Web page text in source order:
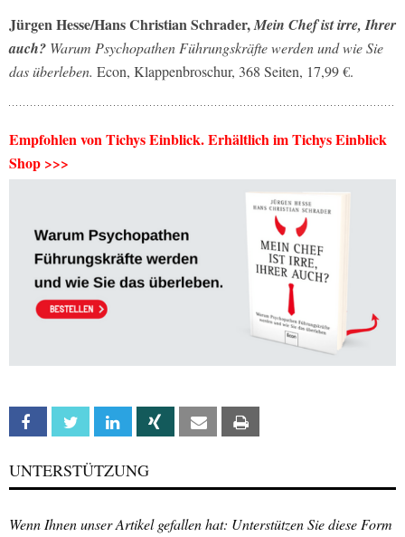
Jürgen Hesse/Hans Christian Schrader,Mein Chef ist irre, Ihrer
auch? Warum Psychopathen Führungskräfte werden und wie Sie
das überleben. Econ, Klappenbroschur, 368 Seiten, 17,99 €.
Empfohlen von Tichys Einblick. Erhältlich im Tichys Einblick
Shop >>>
Facebook Twitter Linkedin Xing Email
UNTERSTÜTZUNG
Wenn Ihnen unser Artikel gefallen hat: Unterstützen Sie diese Form